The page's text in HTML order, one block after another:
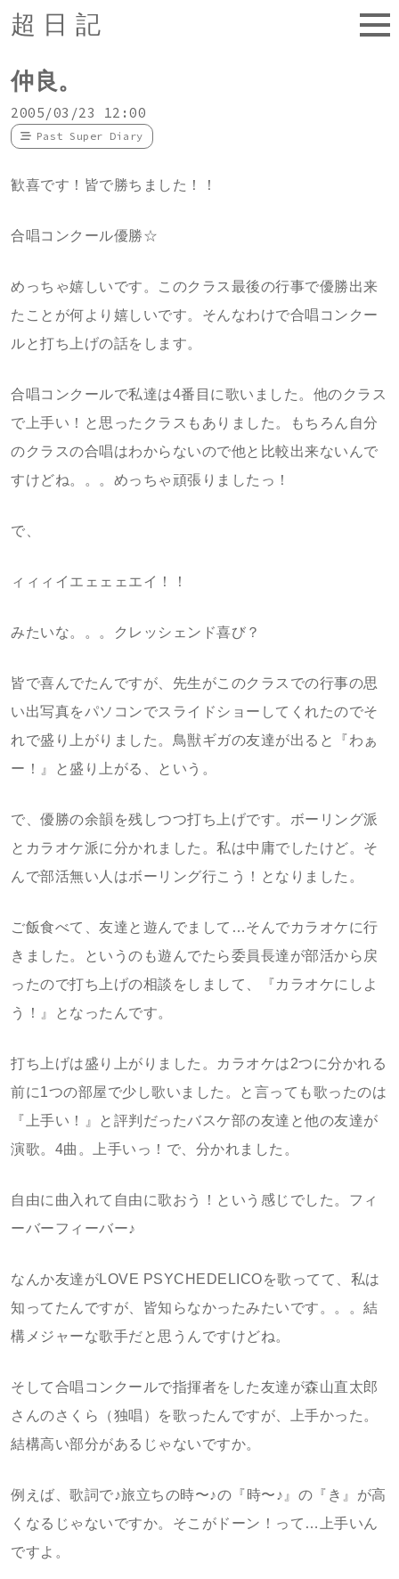
超日記
仲良。
2005/03/23 12:00
Past Super Diary
歓喜です！皆で勝ちました！！
合唱コンクール優勝☆
めっちゃ嬉しいです。このクラス最後の行事で優勝出来
たことが何より嬉しいです。そんなわけで合唱コンクー
ルと打ち上げの話をします。
合唱コンクールで私達は4番目に歌いました。他のクラス
で上手い！と思ったクラスもありました。もちろん自分
のクラスの合唱はわからないので他と比較出来ないんで
すけどね。。。めっちゃ頑張りましたっ！
で、
ィィィイエェェェエイ！！
みたいな。。。クレッシェンド喜び？
皆で喜んでたんですが、先生がこのクラスでの行事の思
い出写真をパソコンでスライドショーしてくれたのでそ
れで盛り上がりました。鳥獣ギガの友達が出ると『わぁ
ー！』と盛り上がる、という。
で、優勝の余韻を残しつつ打ち上げです。ボーリング派
とカラオケ派に分かれました。私は中庸でしたけど。そ
んで部活無い人はボーリング行こう！となりました。
ご飯食べて、友達と遊んでまして…そんでカラオケに行
きました。というのも遊んでたら委員長達が部活から戻
ったので打ち上げの相談をしまして、『カラオケにしよ
う！』となったんです。
打ち上げは盛り上がりました。カラオケは2つに分かれる
前に1つの部屋で少し歌いました。と言っても歌ったのは
『上手い！』と評判だったバスケ部の友達と他の友達が
演歌。4曲。上手いっ！で、分かれました。
自由に曲入れて自由に歌おう！という感じでした。フィ
ーバーフィーバー♪
なんか友達がLOVE PSYCHEDELICOを歌ってて、私は
知ってたんですが、皆知らなかったみたいです。。。結
構メジャーな歌手だと思うんですけどね。
そして合唱コンクールで指揮者をした友達が森山直太郎
さんのさくら（独唱）を歌ったんですが、上手かった。
結構高い部分があるじゃないですか。
例えば、歌詞で♪旅立ちの時〜♪の『時〜♪』の『き』が高
くなるじゃないですか。そこがドーン！って…上手いん
ですよ。